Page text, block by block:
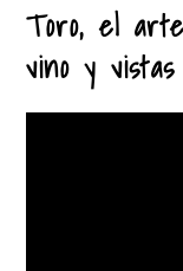
Toro, el
vino y